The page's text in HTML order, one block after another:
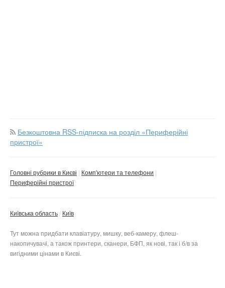
Безкоштовна RSS-підписка на розділ «Периферійні
пристрої»
Головні рубрики в Києві
Комп'ютери та телефони
Периферійні пристрої
Київська область Київ
Тут можна придбати клавіатуру, мишку, веб-камеру, флеш-
накопичувачі, а також принтери, сканери, БФП, як нові, так і б/в за
вигідними цінами в Києві.